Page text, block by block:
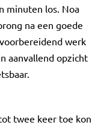
minuten los. Noa
na een goede
werk
aanvallend opzicht
twee keer toe kon